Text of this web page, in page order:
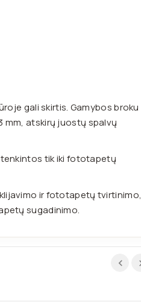
gali skirtis. Gamybos broku
mm, atskirų juostų spalvų
tik iki fototapetų
ir fototapetų tvirtinimo,
sugadinimo.